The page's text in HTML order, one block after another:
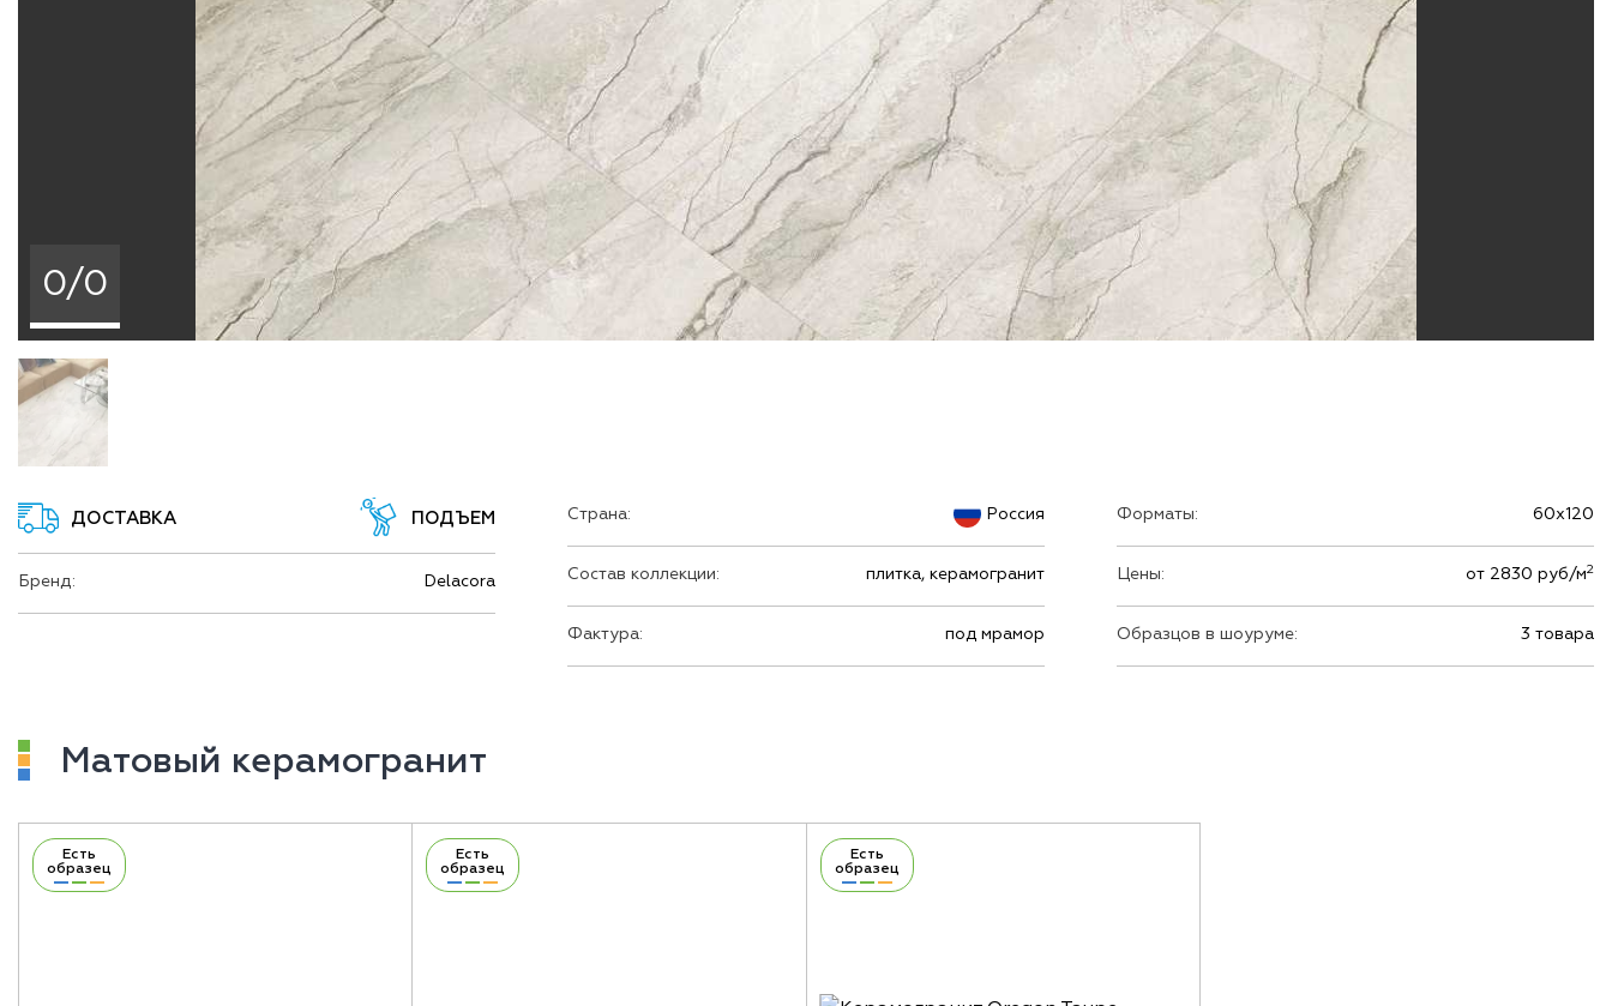
0/0
ДОСТАВКА ПОДЪЕМ
Бренд: Delacora
Страна: Россия
Состав коллекции: плитка, керамогранит
Фактура: под мрамор
Форматы: 60х120
Цены: от 2830 руб/м2
Образцов в шоуруме: 3 товара
Матовый керамогранит
Есть
образец
Есть
образец
Есть
образец